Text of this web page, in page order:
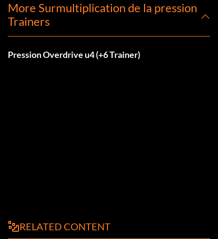
More Surmultiplication de la pression
Trainers
Pression Overdrive u4 (+6 Trainer)
RELATED CONTENT